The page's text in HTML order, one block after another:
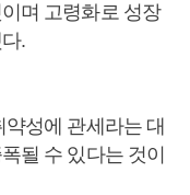
며 고령화로 성장
.
성에 관세라는 대
될 수 있다는 것이